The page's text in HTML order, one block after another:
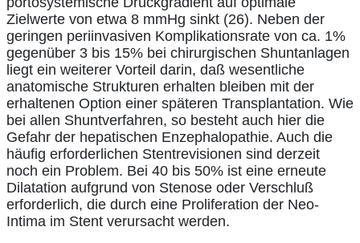
Zielwerte von etwa 8 mmHg sinkt (26). Neben der
geringen periinvasiven Komplikationsrate von ca. 1%
gegenüber 3 bis 15% bei chirurgischen Shuntanlagen
liegt ein weiterer Vorteil darin, daß wesentliche
anatomische Strukturen erhalten bleiben mit der
erhaltenen Option einer späteren Transplantation. Wie
bei allen Shuntverfahren, so besteht auch hier die
Gefahr der hepatischen Enzephalopathie. Auch die
häufig erforderlichen Stentrevisionen sind derzeit
noch ein Problem. Bei 40 bis 50% ist eine erneute
Dilatation aufgrund von Stenose oder Verschluß
erforderlich, die durch eine Proliferation der Neo-
Intima im Stent verursacht werden.